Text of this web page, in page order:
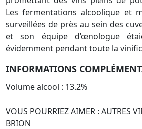
Les fermentations alcoolique et
surveillées de près au sein des
et son équipe d’œnologue
évidemment pendant toute la
INFORMATIONS
Volume alcool : 13.2%
VOUS POURRIEZ AIMER : AUTRES
BRION